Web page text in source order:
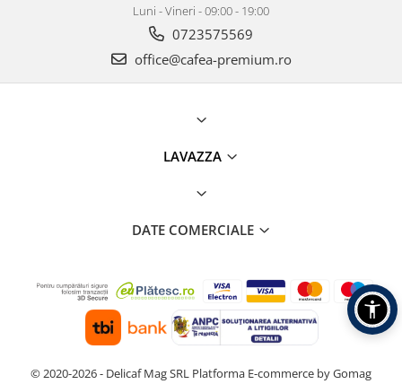
Luni - Vineri - 09:00 - 19:00
0723575569
office@cafea-premium.ro
LAVAZZA
DATE COMERCIALE
© 2020-2026 - Delicaf Mag SRL Platforma E-commerce by Gomag